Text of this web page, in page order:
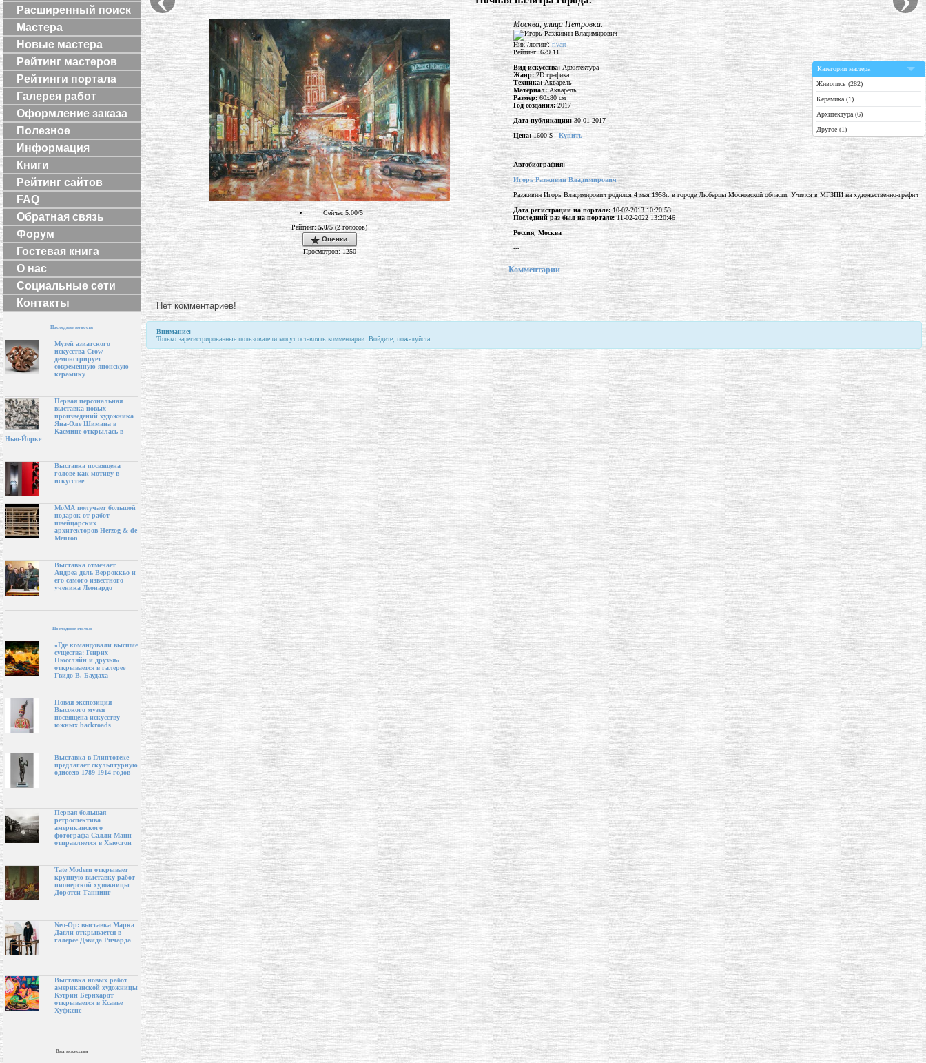
Расширенный поиск
Мастера
Новые мастера
Рейтинг мастеров
Рейтинги портала
Галерея работ
Оформление заказа
Полезное
Информация
Книги
Рейтинг сайтов
FAQ
Обратная связь
Форум
Гостевая книга
О нас
Социальные сети
Контакты
Последние новости
Музей азиатского
искусства Crow
демонстрирует
современную японскую
керамику
Первая персональная
выставка новых
произведений художника
Яна-Оле Шимана в
Касмине открылась в
Нью-Йорке
Выставка посвящена
голове как мотиву в
искусстве
МоМА получает большой
подарок от работ
швейцарских
архитекторов Herzog & de
Meuron
Выставка отмечает
Андреа дель Верроккьо и
его самого известного
ученика Леонардо
Последние статьи
«Где командовали высшие
существа: Генрих
Нюссляйн и друзья»
открывается в галерее
Гвидо В. Баудаха
Новая экспозиция
Высокого музея
посвящена искусству
южных backroads
Выставка в Глиптотеке
предлагает скульптурную
одиссею 1789-1914 годов
Первая большая
ретроспектива
американского
фотографа Салли Манн
отправляется в Хьюстон
Tate Modern открывает
крупную выставку работ
пионерской художницы
Доротеи Таннинг
Neo-Op: выставка Марка
Дагли открывается в
галерее Дэвида Ричарда
Выставка новых работ
американской художницы
Кэтрин Бернхардт
открывается в Ксавье
Хуфкенс
Вид искусства
Сейчас 5.00/5
Рейтинг:5.0/5 (2 голосов)
Оценки.
Просмотров: 1250
Москва, улица Петровка.
Ник /логин/: rivart
Рейтинг: 629.11
Вид искусства: Архитектура
Жанр: 2D графика
Техника:Акварель
Материал:Акварель
Размер:60x80 см
Год создания:2017
Дата публикации:30-01-2017
Цена:1600 $ -Купить
Категории мастера
Живопись (282)
Керамика (1)
Архитектура (6)
Другое (1)
Автобиография:
Игорь Разживин Владимирович
Разживин Игорь Владимирович родился 4 мая 1958г. в городе Люберцы Московской области. Учился в МГЗПИ на художественно-графич
Дата регистрации на портале:10-02-2013 10:20:53
Последний раз был на портале:11-02-2022 13:20:46
Россия, Москва
---
Комментарии
Нет комментариев!
Внимание:
Только зарегистрированные пользователи могут оставлять комментарии. Войдите, пожалуйста.